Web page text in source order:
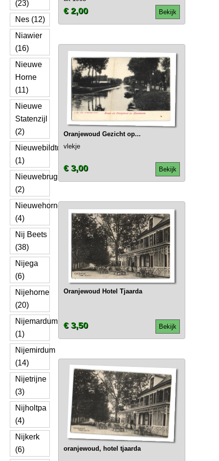
(23)
Nes (12)
Niawier
(16)
Nieuwe
Horne
(11)
Nieuwe
Statenzijl
(2)
Nieuwebildtdijk
(1)
Nieuwebrug
(2)
Nieuwehorne
(4)
Nij Beets
(38)
Nijega
(6)
Nijehorne
(20)
Nijemardum
(1)
Nijemirdum
(14)
Nijetrijne
(3)
Nijholtpa
(4)
Nijkerk
(6)
Bekijk
€ 2,00
Oranjewoud Gezicht op...
vlekje
Bekijk
€ 3,00
Oranjewoud Hotel Tjaarda
Bekijk
€ 3,50
oranjewoud, hotel tjaarda